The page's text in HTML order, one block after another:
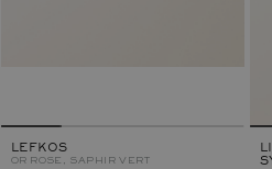
LEFKOS
OR ROSE, SAPHIR VERT